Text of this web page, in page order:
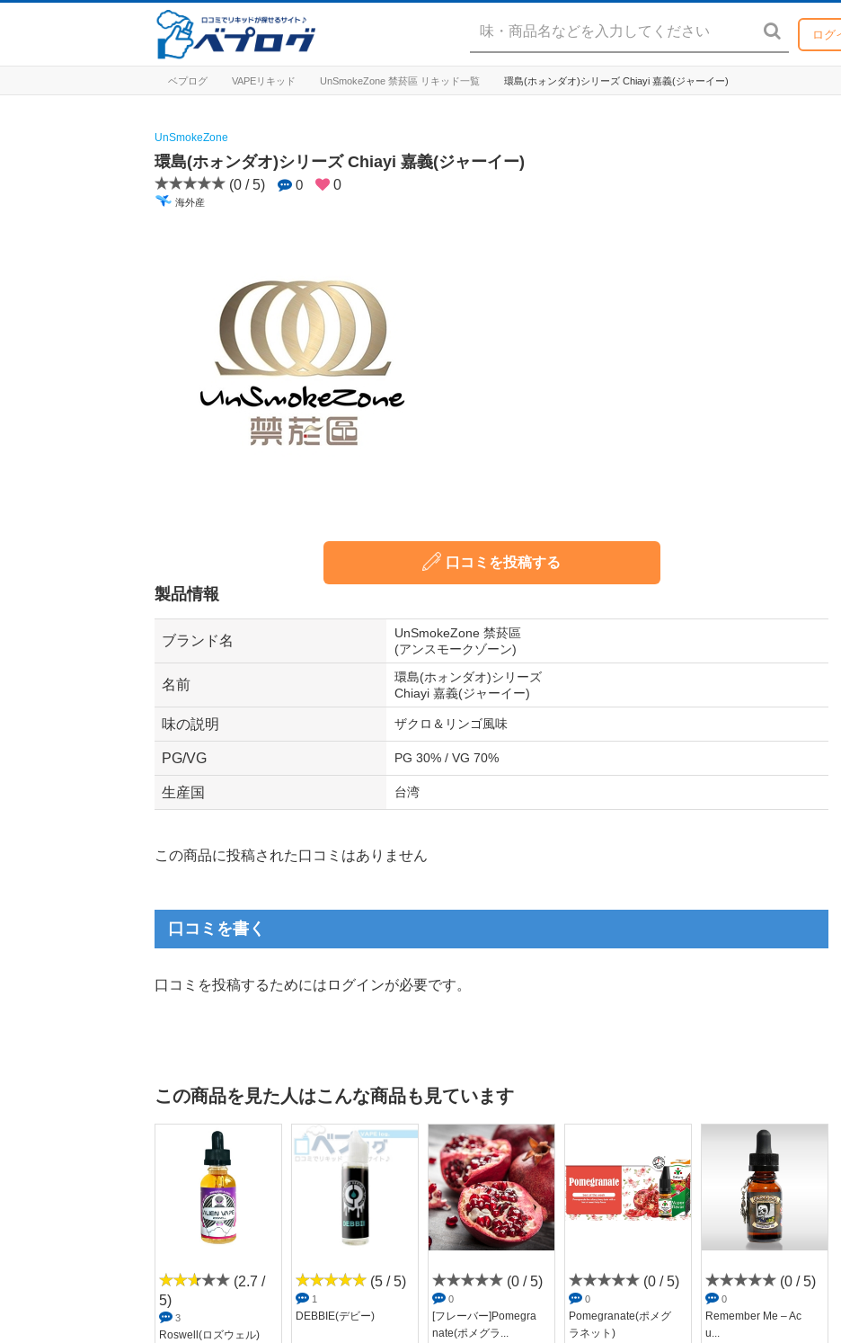
ログ
ベプログ VAPEリキッド UnSmokeZone 禁菸區 リキッド一覧 環島(ホォンダオ)シリーズ Chiayi 嘉義(ジャーイー)
UnSmokeZone
環島(ホォンダオ)シリーズ Chiayi 嘉義(ジャーイー)
(0 / 5) 0 0
海外産
口コミを投稿する
製品情報
ブランド名
UnSmokeZone 禁菸區
(アンスモークゾーン)
名前
環島(ホォンダオ)シリーズ
Chiayi 嘉義(ジャーイー)
味の説明 ザクロ＆リンゴ風味
PG/VG PG 30% / VG 70%
生産国 台湾
この商品に投稿された口コミはありません
口コミを書く
口コミを投稿するためにはログインが必要です。
この商品を見た人はこんな商品も見ています
(2.7 /
5)
3
Roswell(ロズウェル)
(5 / 5)
1
DEBBIE(デビー)
(0 / 5)
0
[フレーバー]Pomegra
nate(ポメグラ...
(0 / 5)
0
Pomegranate(ポメグ
ラネット)
(0 / 5)
0
Remember Me – Ac
u...